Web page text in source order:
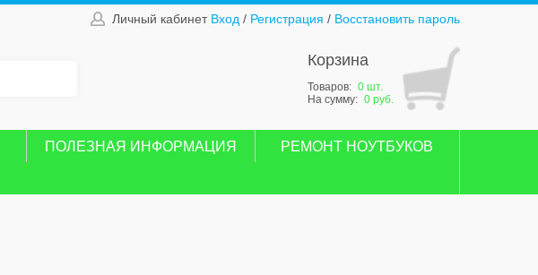
Личный кабинет Вход / Регистрация / Восстановить пароль
Корзина
Товаров: 0 шт.
На сумму: 0 руб.
ПОЛЕЗНАЯ ИНФОРМАЦИЯ РЕМОНТ НОУТБУКОВ